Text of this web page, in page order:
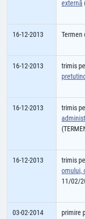
externă
16-12-2013 Termen
16-12-2013 trimis
16-12-2013 trimis
16-12-2013 trimis
omului,
11/02/
03-02-2014
primire